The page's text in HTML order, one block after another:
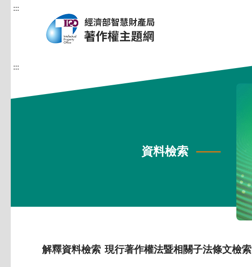
:::
:::
資料檢索
解釋資料檢索 現行著作權法暨相關子法條文檢索